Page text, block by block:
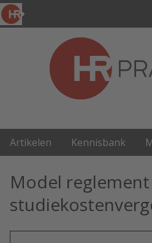
Artikelen Kennisbank
Model reglement